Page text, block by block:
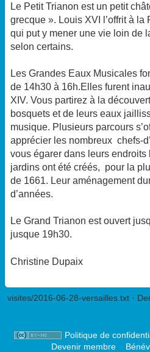
Le Petit Trianon est un petit
grecque ». Louis XVI l’offrit à la
qui put y mener une vie loin de
selon certains.
Les Grandes Eaux Musicales
de 14h30 à 16h.Elles furent
XIV. Vous partirez à la
bosquets et de leurs eaux
musique. Plusieurs parcours
apprécier les nombreux chefs-
vous égarer dans leurs endroits
jardins ont été créés, pour la
de 1661. Leur aménagement
d’années.
Le Grand Trianon est ouvert
jusque 19h30.
Christine Dupaix
visites/2016-06-28-versailles.txt ·
Politique de
Devenir membre